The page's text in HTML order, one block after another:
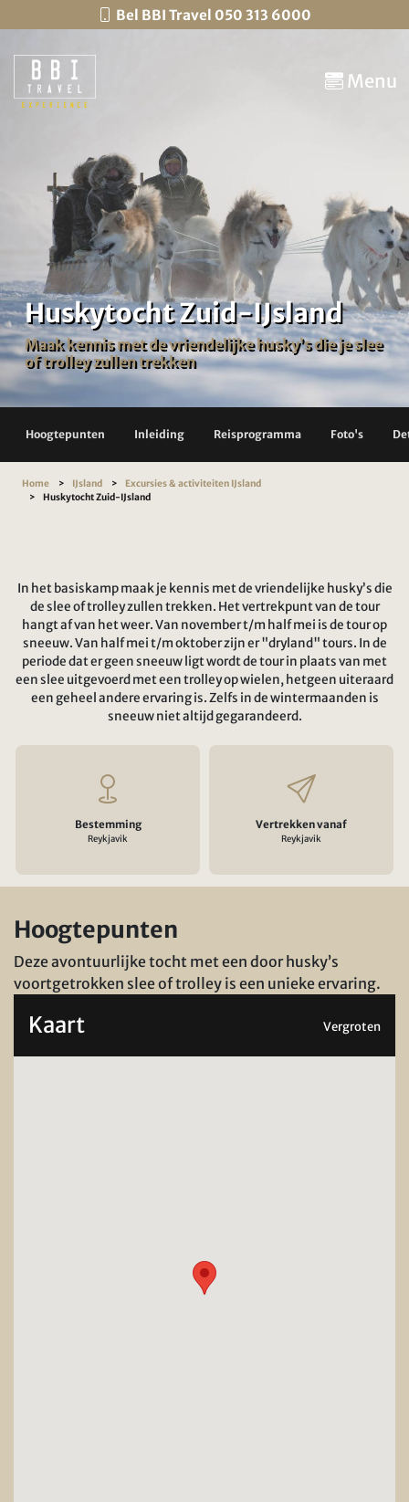
Bel BBI Travel 050 313 6000
Menu
Huskytocht Zuid-IJsland
Maak kennis met de vriendelijke husky’s die je slee
of trolley zullen trekken
Hoogtepunten Inleiding Reisprogramma Foto's
Home IJsland
Excursies & activiteiten IJsland
Huskytocht Zuid-IJsland
In het basiskamp maak je kennis met de vriendelijke husky’s die
de slee of trolley zullen trekken. Het vertrekpunt van de tour
hangt af van het weer. Van november t/m half mei is de tour op
sneeuw. Van half mei t/m oktober zijn er "dryland" tours. In de
periode dat er geen sneeuw ligt wordt de tour in plaats van met
een slee uitgevoerd met een trolley op wielen, hetgeen uiteraard
een geheel andere ervaring is. Zelfs in de wintermaanden is
sneeuw niet altijd gegarandeerd.
Bestemming
Reykjavik
Vertrekken vanaf
Reykjavik
Hoogtepunten
Deze avontuurlijke tocht met een door husky’s
voortgetrokken slee of trolley is een unieke ervaring.
Kaart Vergroten